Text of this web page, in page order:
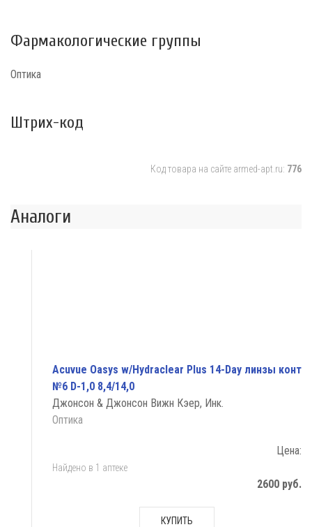
Фармакологические группы
Оптика
Штрих-код
Код товара на сайте armed-apt.ru: 776
Аналоги
Acuvue Oasys w/Hydraclear Plus 14-Day линзы конт
№6 D-1,0 8,4/14,0
Джонсон & Джонсон Вижн Кэер, Инк.
Оптика
Цена:
Найдено в 1 аптеке
2600 руб.
КУПИТЬ